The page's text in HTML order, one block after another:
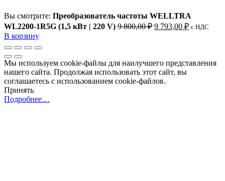
Вы смотрите: Преобразователь частоты WELLTRA
WL2200-1R5G (1,5 кВт | 220 V) 9 800,00₽ Первоначальная
800,00 ₽.
9 793,00 ₽Текущая
цена:
c НДС
В корзину
Мы используем cookie-файлы для наилучшего представления
нашего сайта. Продолжая использовать этот сайт, вы
соглашаетесь с использованием cookie-файлов.
Принять
Подробнее…